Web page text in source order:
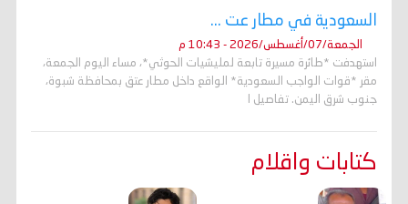
السعودية في مطار عت ...
الجمعة/07/أغسطس/2026 - 10:43 م
استهدفت *طائرة مسيرة تابعة لمليشيات الحوثي*، مساء اليوم الجمعة،
مقر *قوات الواجب السعودية* الواقع داخل مطار عتق بمحافظة شبوة،
جنوب شرق اليمن. تفاصيل ا
كتابات واقلام